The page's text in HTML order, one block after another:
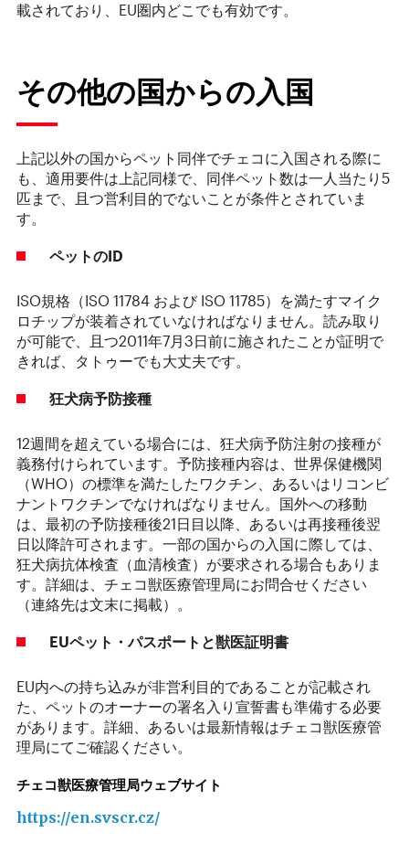
載されており、EU圏内どこでも有効です。
その他の国からの入国
上記以外の国からペット同伴でチェコに入国される際に
も、適用要件は上記同様で、同伴ペット数は一人当たり5
匹まで、且つ営利目的でないことが条件とされていま
す。
ペットのID
ISO規格（ISO 11784 および ISO 11785）を満たすマイク
ロチップが装着されていなければなりません。読み取り
が可能で、且つ2011年7月3日前に施されたことが証明で
きれば、タトゥーでも大丈夫です。
狂犬病予防接種
12週間を超えている場合には、狂犬病予防注射の接種が
義務付けられています。予防接種内容は、世界保健機関
（WHO）の標準を満たしたワクチン、あるいはリコンビ
ナントワクチンでなければなりません。国外への移動
は、最初の予防接種後21日目以降、あるいは再接種後翌
日以降許可されます。一部の国からの入国に際しては、
狂犬病抗体検査（血清検査）が要求される場合もありま
す。詳細は、チェコ獣医療管理局にお問合せください
（連絡先は文末に掲載）。
EUペット・パスポートと獣医証明書
EU内への持ち込みが非営利目的であることが記載され
た、ペットのオーナーの署名入り宣誓書も準備する必要
があります。詳細、あるいは最新情報はチェコ獣医療管
理局にてご確認ください。
チェコ獣医療管理局ウェブサイト
https://en.svscr.cz/